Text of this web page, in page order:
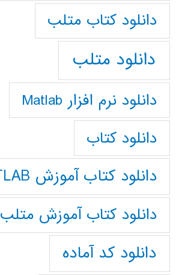
دانلود كتاب متلب
دانلود متلب
دانلود نرم افزار Matlab
دانلود کتاب
دانلود کتاب آموزش MATLAB
دانلود کتاب آموزش متلب
دانلود کد آماده